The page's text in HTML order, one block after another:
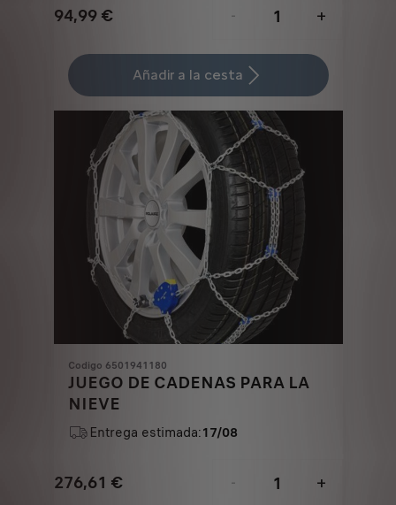
94,99 €
Price
94,99
€
-
+
Quantity
updated
1
Añadir a la cesta
Codigo 6501941180
JUEGO DE CADENAS PARA LA
NIEVE
Entrega estimada:17/08
276,61 € -
+